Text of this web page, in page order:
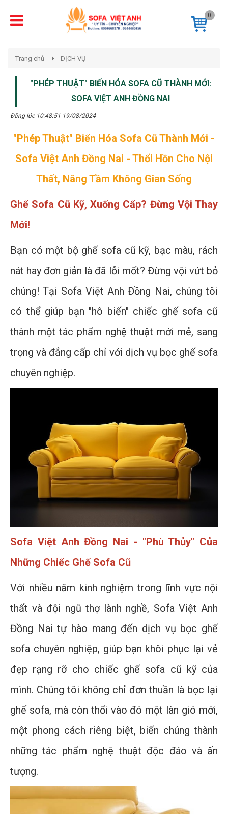
0
Trang chủ DỊCH VỤ
"PHÉP THUẬT" BIẾN HÓA SOFA CŨ THÀNH MỚI:
SOFA VIỆT ANH ĐỒNG NAI
Đăng lúc 10:48:51 19/08/2024
"Phép Thuật" Biến Hóa Sofa Cũ Thành Mới -
Sofa Việt Anh Đồng Nai - Thổi Hồn Cho Nội
Thất, Nâng Tầm Không Gian Sống
Ghế Sofa Cũ Kỹ, Xuống Cấp? Đừng Vội Thay
Mới!
Bạn có một bộ ghế sofa cũ kỹ, bạc màu, rách
nát hay đơn giản là đã lỗi mốt? Đừng vội vứt bỏ
chúng! Tại Sofa Việt Anh Đồng Nai, chúng tôi
có thể giúp bạn "hô biến" chiếc ghế sofa cũ
thành một tác phẩm nghệ thuật mới mẻ, sang
trọng và đẳng cấp chỉ với dịch vụ bọc ghế sofa
chuyên nghiệp.
Sofa Việt Anh Đồng Nai - "Phù Thủy" Của
Những Chiếc Ghế Sofa Cũ
Với nhiều năm kinh nghiệm trong lĩnh vực nội
thất và đội ngũ thợ lành nghề, Sofa Việt Anh
Đồng Nai tự hào mang đến dịch vụ bọc ghế
sofa chuyên nghiệp, giúp bạn khôi phục lại vẻ
đẹp rạng rỡ cho chiếc ghế sofa cũ kỹ của
mình. Chúng tôi không chỉ đơn thuần là bọc lại
ghế sofa, mà còn thổi vào đó một làn gió mới,
một phong cách riêng biệt, biến chúng thành
những tác phẩm nghệ thuật độc đáo và ấn
tượng.